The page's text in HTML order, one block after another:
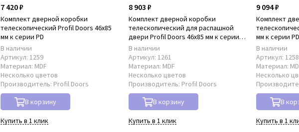
7 420 ₽
Комплект дверной коробки
телескопический Profil Doors 46x85
мм к серии PD
В наличии
Артикул: 1259
Материал: MDF
Несколько цветов
Производитель: Profil Doors
В корзину
Купить в 1 клик
8 903 ₽
Комплект дверной коробки
телескопический для распашной
двери Profil Doors 46x85 мм к серии
PD
В наличии
Артикул: 1261
Материал: MDF
Несколько цветов
Производитель: Profil Doors
В корзину
Купить в 1 клик
9 094 ₽
Комплект
мм к серии PD
В наличии
Артикул: 1258
Материал:
Несколько
В
Купить в 1